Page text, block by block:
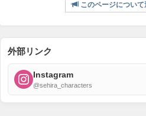
このページについて
外部リンク
Instagram
@sehira_characters